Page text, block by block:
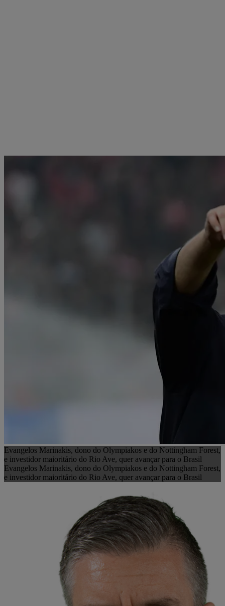
Evangelos Marinakis, dono do Olympiakos e do Nottingham Forest,
e investidor maioritário do Rio Ave, quer avançar para o Brasil
Evangelos Marinakis, dono do Olympiakos e do Nottingham Forest,
e investidor maioritário do Rio Ave, quer avançar para o Brasil